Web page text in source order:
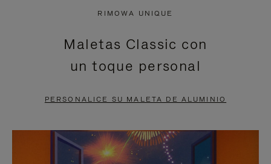
PAUSADO,
PULSE
PARA
ESTÁ
DESACTIVADO:
PULSE
ACTIVARLO.
RIMOWA UNIQUE
Maletas Classic con
un toque personal
PERSONALICE SU MALETA DE ALUMINIO